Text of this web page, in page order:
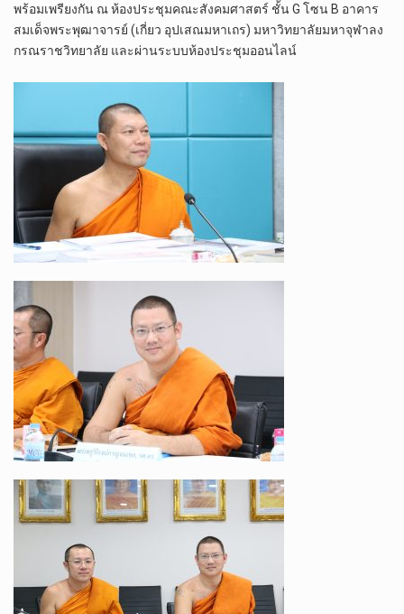
พร้อมเพรียงกัน ณ ห้องประชุมคณะสังคมศาสตร์ ชั้น G โซน B อาคาร
สมเด็จพระพุฒาจารย์ (เกี่ยว อุปเสณมหาเถร) มหาวิทยาลัยมหาจุฬาลง
กรณราชวิทยาลัย และผ่านระบบห้องประชุมออนไลน์